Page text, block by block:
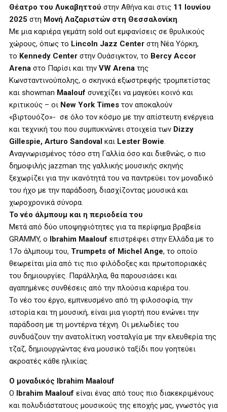
Θέατρο του Λυκαβηττού στην Αθήνα και στις 11 Ιουνίου
2025 στη Μονή Λαζαριστών στη Θεσσαλονίκη.
Με μια καριέρα γεμάτη sold out εμφανίσεις σε θρυλικούς
χώρους, όπως το Lincoln Jazz Center στη Νέα Υόρκη,
το Kennedy Center στην Ουάσιγκτον, το Bercy Accor
Arena στο Παρίσι και την VW Arena της
Κωνσταντινούπολης, ο σκηνικά εξωστρεφής τρομπετίστας
και showman Maalouf συνεχίζει να μαγεύει κοινό και
κριτικούς – οι New York Times τον αποκαλούν
«βιρτουόζο»- σε όλο τον κόσμο με την απίστευτη ενέργεια
και τεχνική του που συμπυκνώνει στοιχεία των Dizzy
Gillespie, Arturo Sandoval και Lester Bowie.
Αναγνωρισμένος τόσο στη Γαλλία όσο και διεθνώς, ο πιο
δημοφιλής jazzman της γαλλικής μουσικής σκηνής
ξεχωρίζει για την ικανότητά του να παντρεύει τον μοναδικό
του ήχο με την παράδοση, διασχίζοντας μουσικά και
χωροχρονικά σύνορα.
Το νέο άλμπουμ και η περιοδεία του
Μετά από δύο υποψηφιότητες για τα περίφημα βραβεία
GRAMMY, ο Ibrahim Maalouf επιστρέφει στην Ελλάδα με το
17ο άλμπουμ του, Trumpets of Michel Ange, το οποίο
θεωρείται μία από τις πιο φιλόδοξες και πρωτοποριακές
του δημιουργίες. Παράλληλα, θα παρουσιάσει και
αγαπημένες συνθέσεις από την πλούσια καριέρα του.
Το νέο του έργο, εμπνευσμένο από τη φιλοσοφία, την
ιστορία και τη μουσική, είναι μια γιορτή που ενώνει την
παράδοση με τη μοντέρνα τέχνη. Οι μελωδίες του
συνδυάζουν την ανατολίτικη νοσταλγία με την ελευθερία της
τζαζ, δημιουργώντας ένα μουσικό ταξίδι που γοητεύει
ακροατές κάθε ηλικίας.
Ο μοναδικός Ibrahim Maalouf
Ο Ibrahim Maalouf είναι ένας από τους πιο διακεκριμένους
και πολυδιάστατους μουσικούς της εποχής μας, γνωστός για